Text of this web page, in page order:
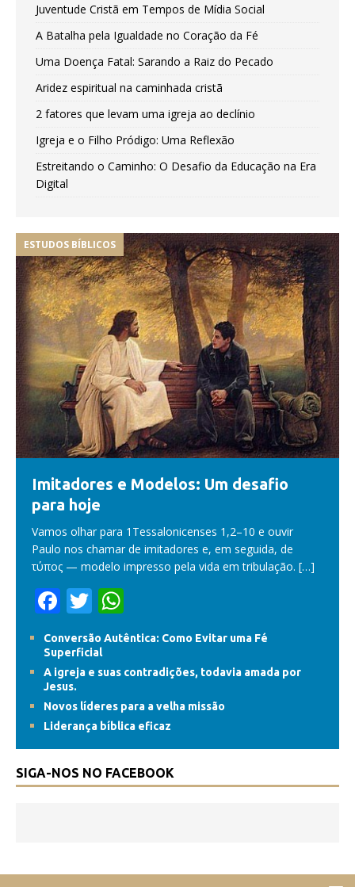
Juventude Cristã em Tempos de Mídia Social
A Batalha pela Igualdade no Coração da Fé
Uma Doença Fatal: Sarando a Raiz do Pecado
Aridez espiritual na caminhada cristã
2 fatores que levam uma igreja ao declínio
Igreja e o Filho Pródigo: Uma Reflexão
Estreitando o Caminho: O Desafio da Educação na Era
Digital
ESTUDOS BÍBLICOS
Imitadores e Modelos: Um desafio
para hoje
Vamos olhar para 1Tessalonicenses 1,2–10 e ouvir
Paulo nos chamar de imitadores e, em seguida, de
τύπος — modelo impresso pela vida em tribulação. […]
F
e
b
o
o
k
T
w
itt
er
h
at
s
A
p
p
Conversão Autêntica: Como Evitar uma Fé
Superficial
A igreja e suas contradições, todavia amada por
Jesus.
Novos líderes para a velha missão
Liderança bíblica eficaz
SIGA-NOS NO FACEBOOK